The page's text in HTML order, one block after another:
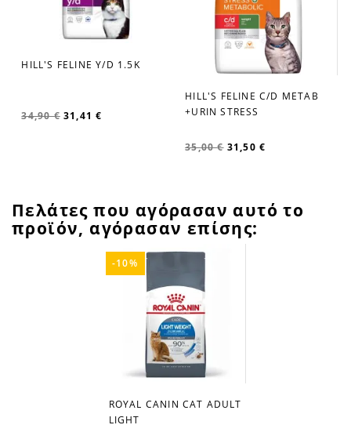
+URIN STRESS
Πελάτες που αγόρασαν αυτό το
προϊόν, αγόρασαν επίσης:
favorite_border
ROYAL CANIN CAT ADULT
LIGHT
-10%